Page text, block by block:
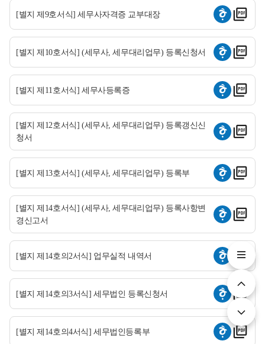
[별지 제9호서식] 세무사자격증 교부대장
[별지 제10호서식] (세무사, 세무대리업무) 등록신청서
[별지 제11호서식] 세무사등록증
[별지 제12호서식] (세무사, 세무대리업무) 등록갱신신
청서
[별지 제13호서식] (세무사, 세무대리업무) 등록부
[별지 제14호서식] (세무사, 세무대리업무) 등록사항변
경신고서
[별지 제14호의2서식] 업무실적 내역서
[별지 제14호의3서식] 세무법인 등록신청서
[별지 제14호의4서식] 세무법인등록부